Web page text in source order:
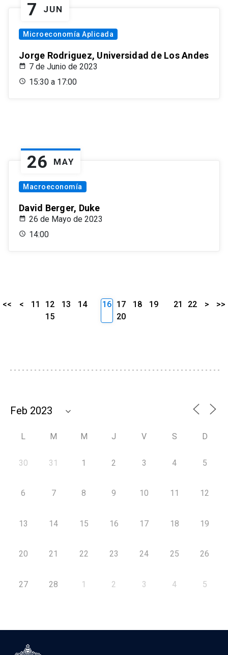
7 JUN
Microeconomía Aplicada
Jorge Rodriguez, Universidad de Los Andes
7 de Junio de 2023
15:30 a 17:00
26 MAY
Macroeconomía
David Berger, Duke
26 de Mayo de 2023
14:00
<< < 11 12 13
14
15
16 17 18
19
20
21 22 > >>
L M M J V S D
30 31 1 2 3 4 5
6 7 8 9 10 11 12
13 14 15 16 17 18 19
20 21 22 23 24 25 26
27 28 1 2 3 4 5